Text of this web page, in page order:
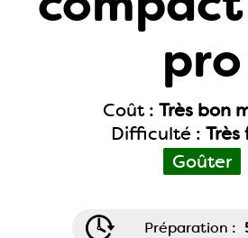
pro
Coût : Très bon
Difficulté :
Goûter
Préparation :